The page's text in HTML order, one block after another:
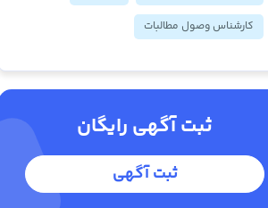
کارشناس وصول مطالبات
ثبت آگهی رایگان
ثبت آگهی